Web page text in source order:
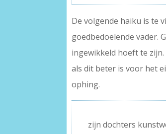
De volgende haiku is te
goedbedoelende vader.
ingewikkeld hoeft te
als dit beter is voor het
ophing.
zijn dochters